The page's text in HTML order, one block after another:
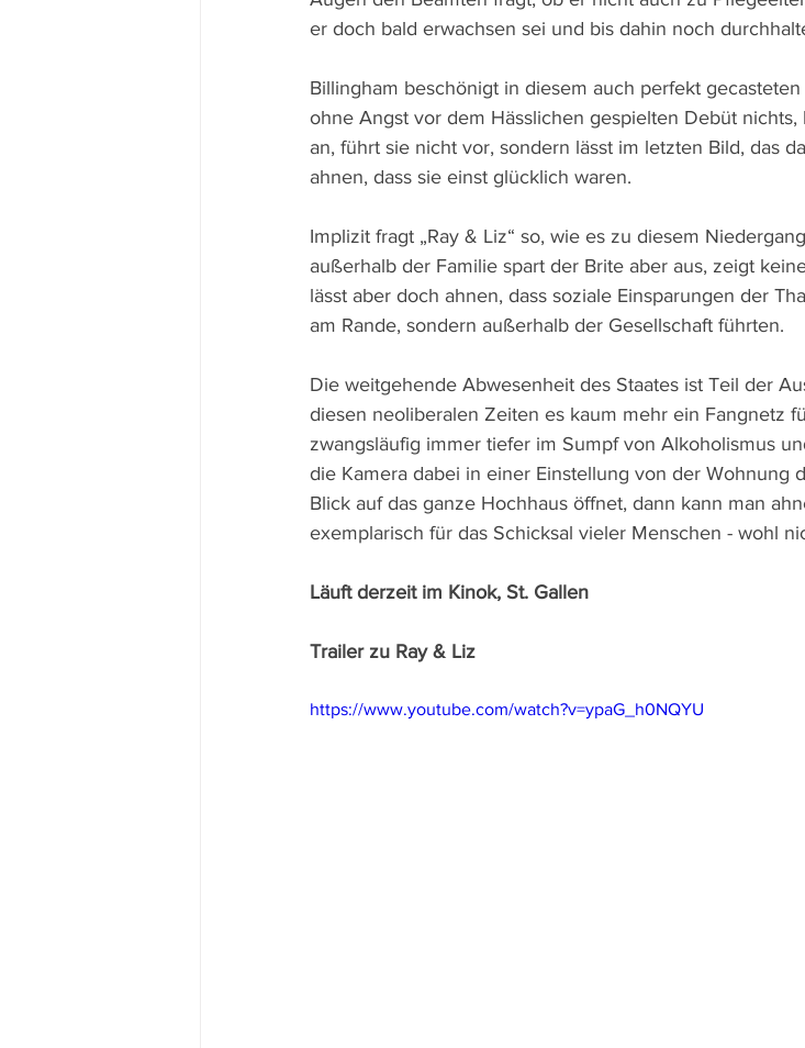
er doch bald erwachsen sei und bis dahin noch
Billingham beschönigt in diesem auch perfekt
ohne Angst vor dem Hässlichen gespielten Debüt
an, führt sie nicht vor, sondern lässt im letzten Bild, das
ahnen, dass sie einst glücklich waren.
Implizit fragt „Ray & Liz“ so, wie es zu diesem
außerhalb der Familie spart der Brite aber aus, zeigt
lässt aber doch ahnen, dass soziale Einsparungen der
am Rande, sondern außerhalb der Gesellschaft führten.
Die weitgehende Abwesenheit des Staates ist Teil der
diesen neoliberalen Zeiten es kaum mehr ein Fangnetz
zwangsläufig immer tiefer im Sumpf von Alkoholismus
die Kamera dabei in einer Einstellung von der Wohnung
Blick auf das ganze Hochhaus öffnet, dann kann man
exemplarisch für das Schicksal vieler Menschen - wohl
Läuft derzeit im Kinok, St. Gallen
Trailer zu Ray & Liz
https://www.youtube.com/watch?v=ypaG_h0NQYU